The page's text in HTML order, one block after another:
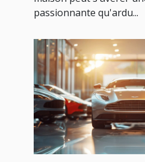
passionnante qu'ardu...